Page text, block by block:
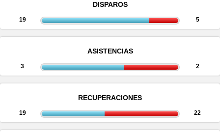
DISPAROS
19 5
ASISTENCIAS
3 2
RECUPERACIONES
19 22